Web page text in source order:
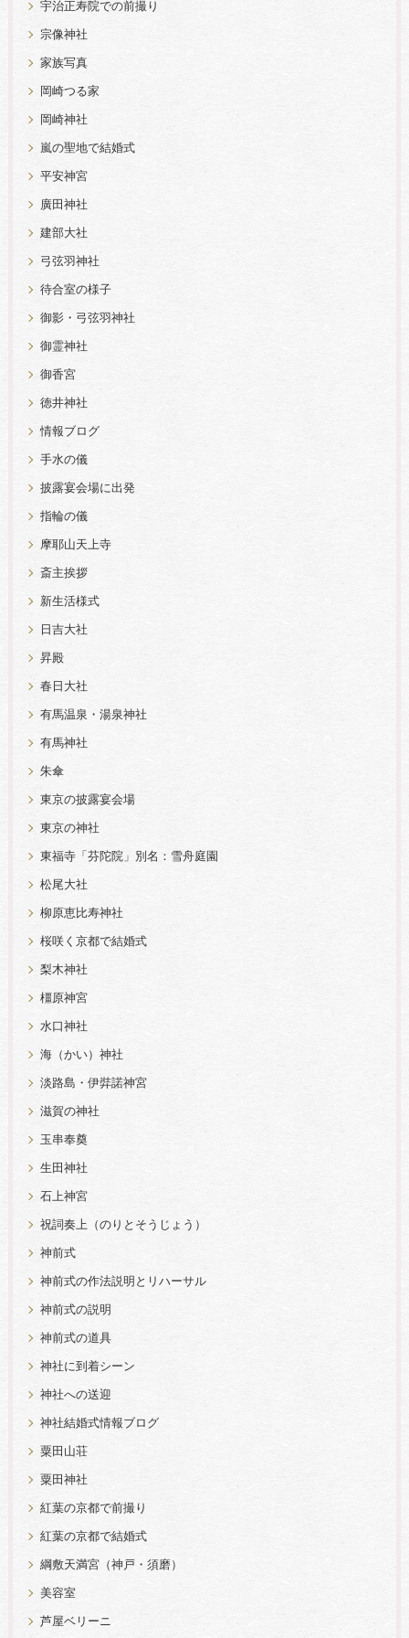
宇治正寿院での前撮り
宗像神社
家族写真
岡崎つる家
岡崎神社
嵐の聖地で結婚式
平安神宮
廣田神社
建部大社
弓弦羽神社
待合室の様子
御影・弓弦羽神社
御霊神社
御香宮
徳井神社
情報ブログ
手水の儀
披露宴会場に出発
指輪の儀
摩耶山天上寺
斎主挨拶
新生活様式
日吉大社
昇殿
春日大社
有馬温泉・湯泉神社
有馬神社
朱傘
東京の披露宴会場
東京の神社
東福寺「芬陀院」別名：雪舟庭園
松尾大社
柳原恵比寿神社
桜咲く京都で結婚式
梨木神社
橿原神宮
水口神社
海（かい）神社
淡路島・伊弉諾神宮
滋賀の神社
玉串奉奠
生田神社
石上神宮
祝詞奏上（のりとそうじょう）
神前式
神前式の作法説明とリハーサル
神前式の説明
神前式の道具
神社に到着シーン
神社への送迎
神社結婚式情報ブログ
粟田山荘
粟田神社
紅葉の京都で前撮り
紅葉の京都で結婚式
綱敷天満宮（神戸・須磨）
美容室
芦屋ベリーニ